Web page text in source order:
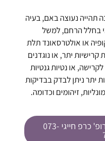
תהייה נעוצה באם, בעיה
בחלל הרחם, למשל
או אולטרסאונד תלת
קרישיות יתר, או נוגדנים
או נטיות גנטיות
יתר ניתן לבדק בבדיקות
זיהומים וכדומה.
להתייעצות וקביעת תור לפרופ' כרפ חייגי 073-